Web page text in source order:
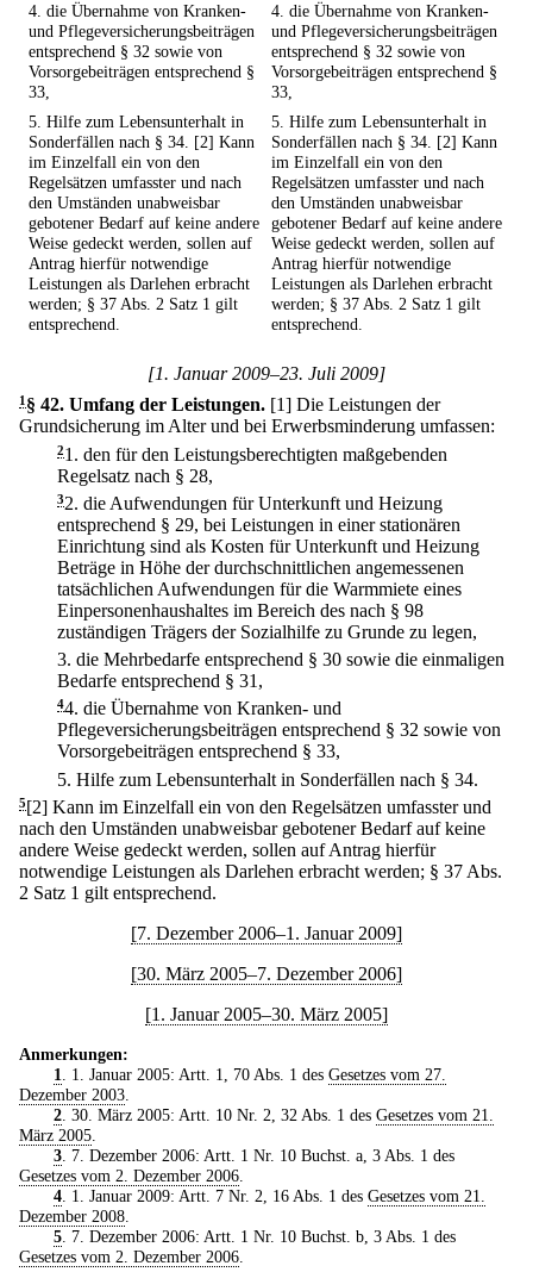
4. die Übernahme von Kranken-
und Pflegeversicherungsbeiträgen
entsprechend § 32 sowie von
Vorsorgebeiträgen entsprechend §
33,
4. die Übernahme von Kranken-
und Pflegeversicherungsbeiträgen
entsprechend § 32 sowie von
Vorsorgebeiträgen entsprechend §
33,
5. Hilfe zum Lebensunterhalt in
Sonderfällen nach § 34. [2] Kann
im Einzelfall ein von den
Regelsätzen umfasster und nach
den Umständen unabweisbar
gebotener Bedarf auf keine andere
Weise gedeckt werden, sollen auf
Antrag hierfür notwendige
Leistungen als Darlehen erbracht
werden; § 37 Abs. 2 Satz 1 gilt
entsprechend.
5. Hilfe zum Lebensunterhalt in
Sonderfällen nach § 34. [2] Kann
im Einzelfall ein von den
Regelsätzen umfasster und nach
den Umständen unabweisbar
gebotener Bedarf auf keine andere
Weise gedeckt werden, sollen auf
Antrag hierfür notwendige
Leistungen als Darlehen erbracht
werden; § 37 Abs. 2 Satz 1 gilt
entsprechend.
[1. Januar 2009–23. Juli 2009]
1§ 42. Umfang der Leistungen. [1] Die Leistungen der
Grundsicherung im Alter und bei Erwerbsminderung umfassen:
21. den für den Leistungsberechtigten maßgebenden
Regelsatz nach § 28,
32. die Aufwendungen für Unterkunft und Heizung
entsprechend § 29, bei Leistungen in einer stationären
Einrichtung sind als Kosten für Unterkunft und Heizung
Beträge in Höhe der durchschnittlichen angemessenen
tatsächlichen Aufwendungen für die Warmmiete eines
Einpersonenhaushaltes im Bereich des nach § 98
zuständigen Trägers der Sozialhilfe zu Grunde zu legen,
3. die Mehrbedarfe entsprechend § 30 sowie die einmaligen
Bedarfe entsprechend § 31,
44. die Übernahme von Kranken- und
Pflegeversicherungsbeiträgen entsprechend § 32 sowie von
Vorsorgebeiträgen entsprechend § 33,
5. Hilfe zum Lebensunterhalt in Sonderfällen nach § 34.
5[2] Kann im Einzelfall ein von den Regelsätzen umfasster und
nach den Umständen unabweisbar gebotener Bedarf auf keine
andere Weise gedeckt werden, sollen auf Antrag hierfür
notwendige Leistungen als Darlehen erbracht werden; § 37 Abs.
2 Satz 1 gilt entsprechend.
[7. Dezember 2006–1. Januar 2009]
[30. März 2005–7. Dezember 2006]
[1. Januar 2005–30. März 2005]
Anmerkungen:
1
. 1. Januar 2005: Artt. 1, 70 Abs. 1 des Gesetzes vom 27.
Dezember 2003
2. 30. März 2005: Artt. 10 Nr. 2, 32 Abs. 1 des Gesetzes vom 21.
März 2005
3. 7. Dezember 2006: Artt. 1 Nr. 10 Buchst. a, 3 Abs. 1 des
Gesetzes vom 2. Dezember 2006
4. 1. Januar 2009: Artt. 7 Nr. 2, 16 Abs. 1 des Gesetzes vom 21.
Dezember 2008
5. 7. Dezember 2006: Artt. 1 Nr. 10 Buchst. b, 3 Abs. 1 des
Gesetzes vom 2. Dezember 2006